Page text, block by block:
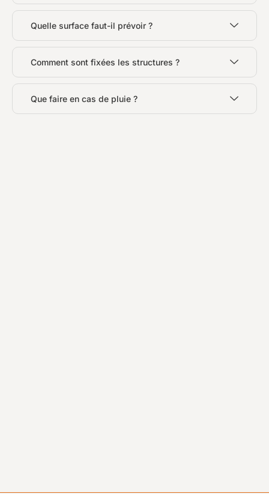
Quelle surface faut-il prévoir ?
Comment sont fixées les structures ?
Que faire en cas de pluie ?